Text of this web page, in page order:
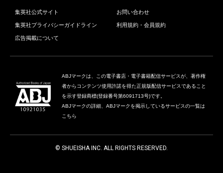
集英社公式サイト お問い合わせ
集英社プライバシーガイドライン 利用規約・会員規約
広告掲載について
ABJマークは、この電子書店・電子書籍配信サービスが、著作権
者からコンテンツ使用許諾を得た正規版配信サービスであること
を示す登録商標(登録番号第6091713号)です。
ABJマークの詳細、ABJマークを掲示しているサービスの一覧は
こちら
© SHUEISHA INC. ALL RIGHTS RESERVED.